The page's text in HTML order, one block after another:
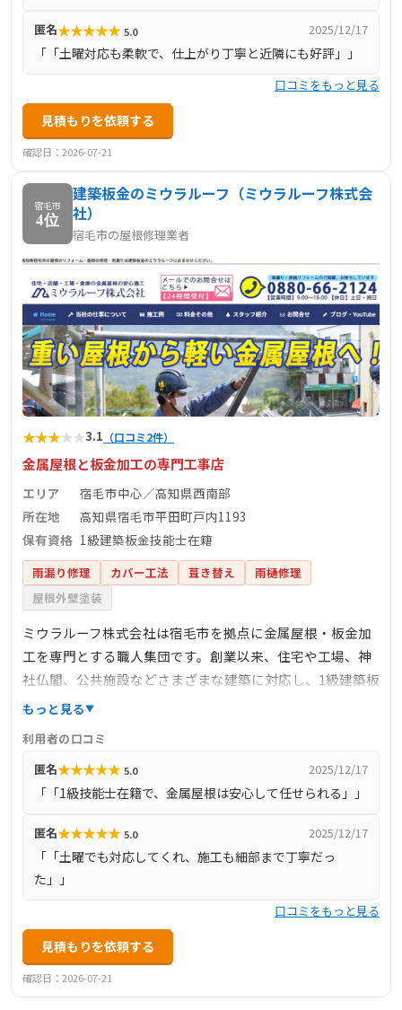
匿名★★★★★ 5.0 2025/12/17
「「土曜対応も柔軟で、仕上がり丁寧と近隣にも好評」」
口コミをもっと見る
見積もりを依頼する
確認日：2026-07-21
宿毛市
4位
建築板金のミウラルーフ（ミウラルーフ株式会
社）
宿毛市の屋根修理業者
★★★★★3.1 （口コミ2件）
金属屋根と板金加工の専門工事店
エリア
宿毛市中心／高知県西南部
所在地
高知県宿毛市平田町戸内1193
保有資格 1級建築板金技能士在籍
雨漏り修理 カバー工法 葺き替え
雨樋修理
屋根外壁塗装
ミウラルーフ株式会社は宿毛市を拠点に金属屋根・板金加
工を専門とする職人集団です。創業以来、住宅や工場、神
社仏閣、公共施設などさまざまな建築に対応し、1級建築板
金技能士の資格保有者が在籍。屋根の葺き替え・カバー工
ど幅広く対応。地域密着で自社施工し、中間マージン不要
でコスト面でも安心。ドローンブログなどで施工事例を随
時公開しており、土日・祝日施工や見積もり相談にも柔軟
配慮にも定評があり、宿毛市・幡多地域の信頼ある屋根板
金専門業者です。
もっと見る
利用者の口コミ
匿名★★★★★ 5.0 2025/12/17
「「1級技能士在籍で、金属屋根は安心して任せられる」」
匿名★★★★★ 5.0 2025/12/17
「「土曜でも対応してくれ、施工も細部まで丁寧だっ
た」」
口コミをもっと見る
見積もりを依頼する
確認日：2026-07-21